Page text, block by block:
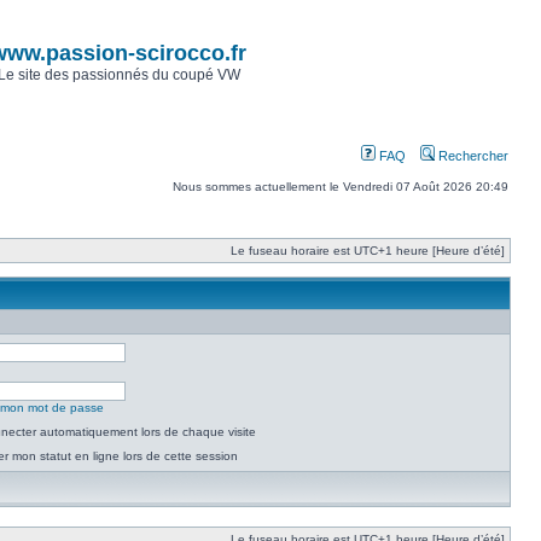
scirocco.fr
Le site des passionnés du coupé VW
FAQ Rechercher
Nous sommes actuellement le Vendredi 07 Août 2026 20:49
Le fuseau horaire est UTC+1 heure [Heure d’été]
mot de passe
automatiquement lors de chaque visite
mon statut en ligne lors de cette session